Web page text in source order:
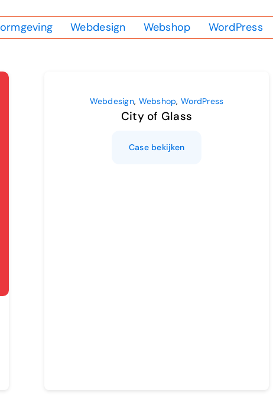
Webdesign Webshop WordPress
Webdesign, Webshop, WordPress
City of Glass
Case bekijken